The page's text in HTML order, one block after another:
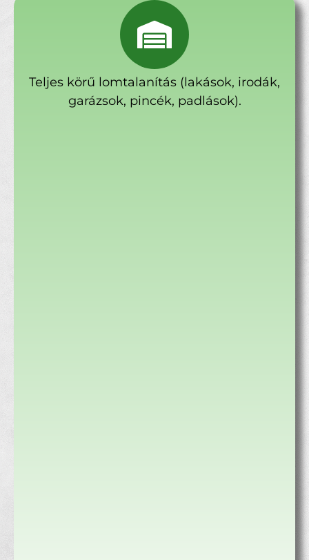
Teljes körű lomtalanítás (lakások, irodák,
garázsok, pincék, padlások).